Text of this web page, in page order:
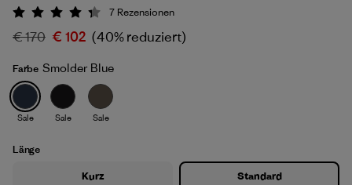
Smolder Blue
Bewertung: 4.3 / 5
7 Rezensionen
€ 170 € 102 (40% reduziert)
Farbe Smolder Blue
Sale Sale Sale
Länge
Kurz
Standard